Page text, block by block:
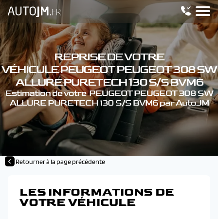
REPRISE DE VOTRE
VÉHICULE PEUGEOT PEUGEOT 308 SW
ALLURE PURETECH 130 S/S BVM6
Estimation de votre PEUGEOT PEUGEOT 308 SW
ALLURE PURETECH 130 S/S BVM6 par AutoJM
Retourner à la page précédente
LES INFORMATIONS DE
VOTRE VÉHICULE